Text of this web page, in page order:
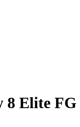
8 Elite FG